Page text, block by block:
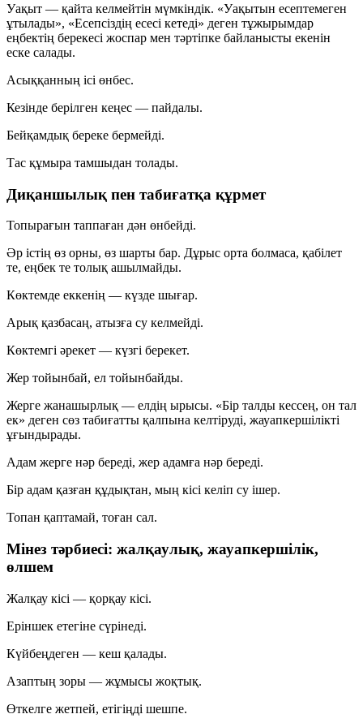
Уақыт — қайта келмейтін мүмкіндік. «Уақытын есептемеген
ұтылады», «Есепсіздің есесі кетеді» деген тұжырымдар
еңбектің берекесі жоспар мен тәртіпке байланысты екенін
еске салады.
Асыққанның ісі өнбес.
Кезінде берілген кеңес — пайдалы.
Бейқамдық береке бермейді.
Тас құмыра тамшыдан толады.
Диқаншылық пен табиғатқа құрмет
Топырағын таппаған дән өнбейді.
Әр істің өз орны, өз шарты бар. Дұрыс орта болмаса, қабілет
те, еңбек те толық ашылмайды.
Көктемде еккенің — күзде шығар.
Арық қазбасаң, атызға су келмейді.
Көктемгі әрекет — күзгі берекет.
Жер тойынбай, ел тойынбайды.
Жерге жанашырлық — елдің ырысы. «Бір талды кессең, он тал
ек» деген сөз табиғатты қалпына келтіруді, жауапкершілікті
ұғындырады.
Адам жерге нәр береді, жер адамға нәр береді.
Бір адам қазған құдықтан, мың кісі келіп су ішер.
Топан қаптамай, тоған сал.
Мінез тәрбиесі: жалқаулық, жауапкершілік,
өлшем
Жалқау кісі — қорқау кісі.
Еріншек етегіне сүрінеді.
Күйбеңдеген — кеш қалады.
Азаптың зоры — жұмысы жоқтық.
Өткелге жетпей, етігіңді шешпе.